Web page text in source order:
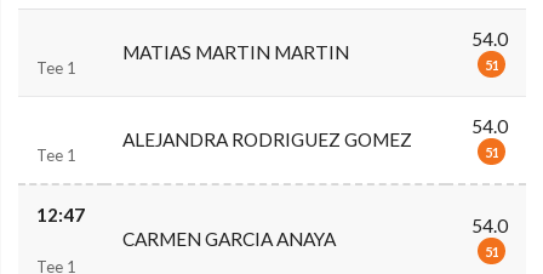
Tee 1
MATIAS MARTIN MARTIN
54.0
51
Tee 1
ALEJANDRA RODRIGUEZ GOMEZ
54.0
51
12:47
Tee 1
CARMEN GARCIA ANAYA
54.0
51